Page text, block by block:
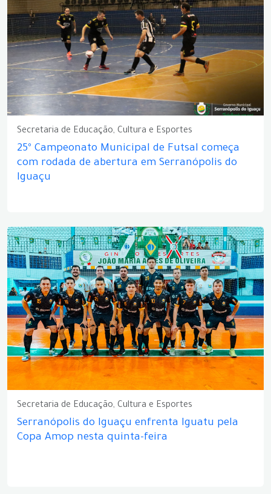
Secretaria de Educação, Cultura e Esportes
25º Campeonato Municipal de Futsal começa
com rodada de abertura em Serranópolis do
Iguaçu
Secretaria de Educação, Cultura e Esportes
Serranópolis do Iguaçu enfrenta Iguatu pela
Copa Amop nesta quinta-feira